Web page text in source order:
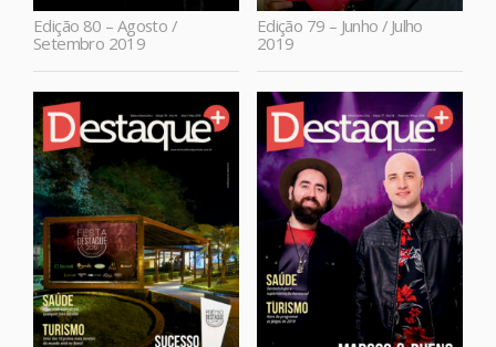
Edição 80 – Agosto /
Setembro 2019
Edição 79 – Junho / Julho
2019